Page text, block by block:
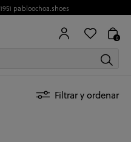
pabloochoa.shoes
0
Filtrar y ordenar